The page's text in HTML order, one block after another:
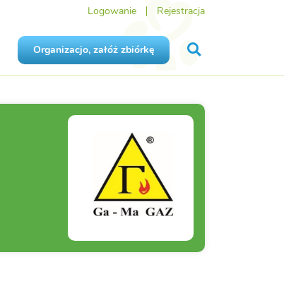
Logowanie Rejestracja
Organizacjo, załóż zbiórkę